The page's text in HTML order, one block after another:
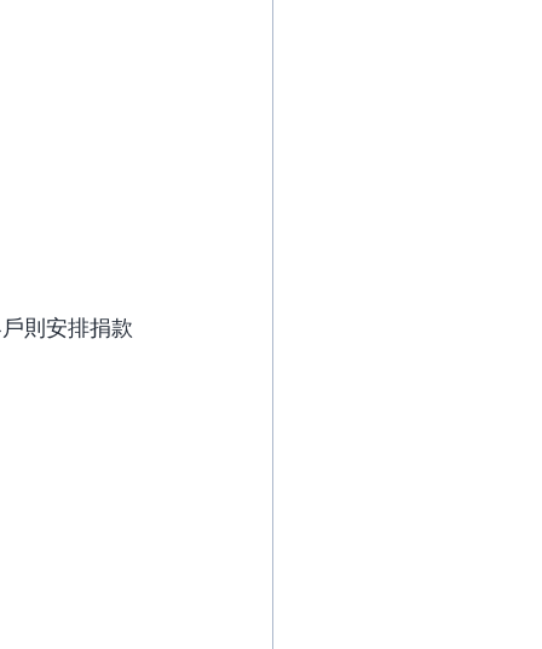
則安排捐款